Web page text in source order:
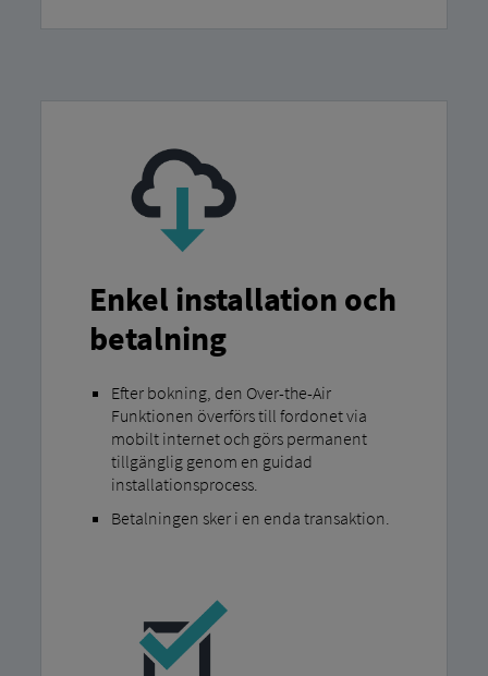
Enkel installation och
betalning
Efter bokning, den Over-the-Air
Funktionen överförs till fordonet via
mobilt internet och görs permanent
tillgänglig genom en guidad
installationsprocess.
Betalningen sker i en enda transaktion.